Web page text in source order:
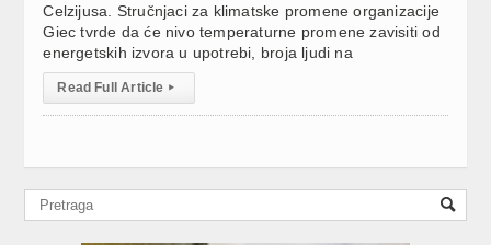
Celzijusa. Stručnjaci za klimatske promene organizacije
Giec tvrde da će nivo temperaturne promene zavisiti od
energetskih izvora u upotrebi, broja ljudi na
Read Full Article ▸